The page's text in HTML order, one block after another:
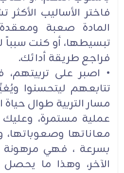
فاختر الأساليب الأكثر
المادة صعبة
تبسيطها، أو كنت
فراجع طريقة أدائك.
• اصبر على
تتابعهم ليتحسنوا
مسار التربية طوال حياة
عملية مستمرة،
معاناتها وصعوباتها،
بسرعة ، فهي مرهونة
الآخر، وهذا ما